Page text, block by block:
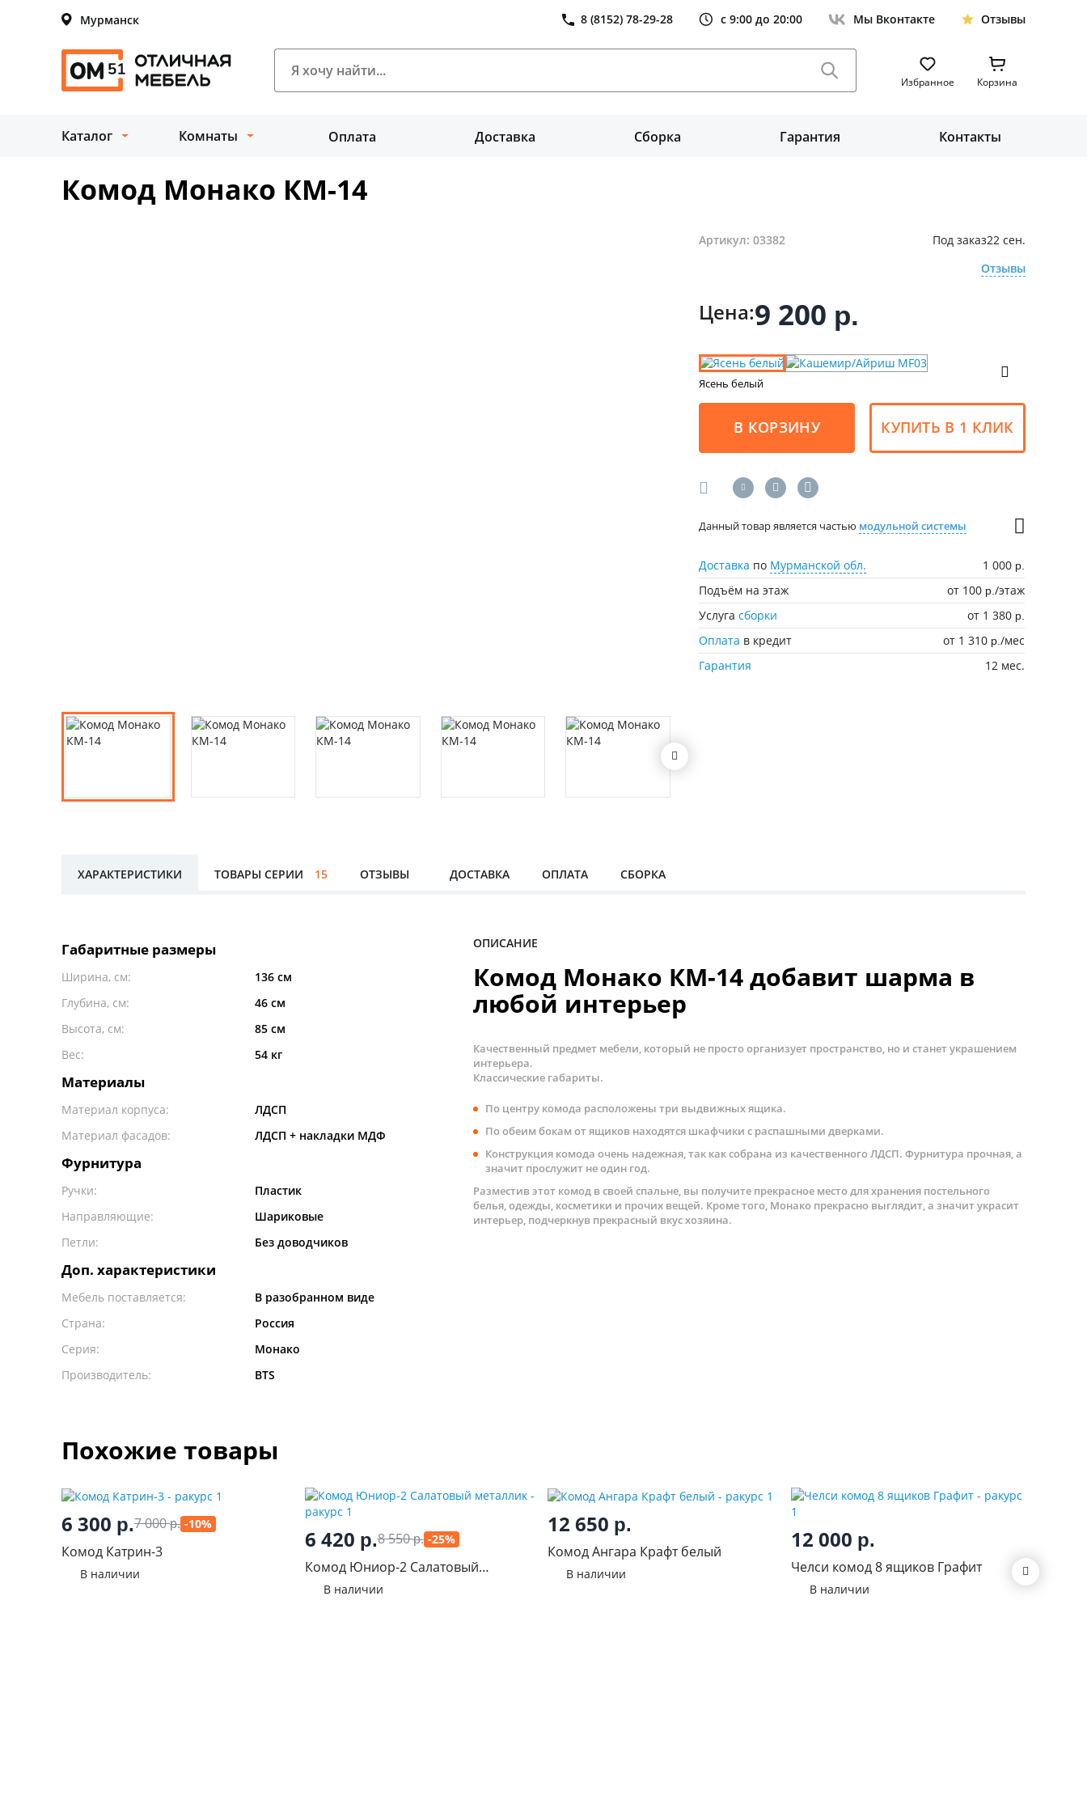
Мурманск 8 (8152) 78-29-28 с 9:00 до 20:00 Мы Вконтакте Отзывы
Избранное Корзина
Каталог Комнаты Оплата Доставка Сборка Гарантия Контакты
Комод Монако КМ-14
Артикул: 03382 Под заказ22 сен.
Отзывы
Цена:9 200 р.
Ясень белый
В КОРЗИНУ КУПИТЬ В 1 КЛИК
Данный товар является частью модульной системы
Доставка по Мурманской обл. 1 000 р.
Подъём на этаж от 100 р./этаж
Услугасборки от 1 380 р.
Оплата в кредит от 1 310 р./мес
Гарантия
12 мес.
ХАРАКТЕРИСТИКИ ТОВАРЫ СЕРИИ 15 ОТЗЫВЫ ДОСТАВКА ОПЛАТА СБОРКА
Габаритные размеры
Ширина, см:
136 см
Глубина, см:
46 см
Высота, см:
85 см
Вес:
54 кг
Материалы
Материал корпуса:
ЛДСП
Материал фасадов:
ЛДСП + накладки МДФ
Фурнитура
Ручки:
Пластик
Направляющие:
Шариковые
Петли:
Без доводчиков
Доп. характеристики
Мебель поставляется:
В разобранном виде
Страна:
Россия
Серия:
Монако
Производитель:
BTS
ОПИСАНИЕ
Комод Монако КМ-14 добавит шарма в
любой интерьер
Качественный предмет мебели, который не просто организует пространство, но и станет украшением
интерьера.
Классические габариты.
По центру комода расположены три выдвижных ящика.
По обеим бокам от ящиков находятся шкафчики с распашными дверками.
Конструкция комода очень надежная, так как собрана из качественного ЛДСП. Фурнитура прочная, а
значит прослужит не один год.
Разместив этот комод в своей спальне, вы получите прекрасное место для хранения постельного
белья, одежды, косметики и прочих вещей. Кроме того, Монако прекрасно выглядит, а значит украсит
интерьер, подчеркнув прекрасный вкус хозяина.
Похожие товары
6 300 р.7 000р. -10%
Комод Катрин-3
В наличии
6 420 р.8 550р. -25%
Комод Юниор-2 Салатовый
металлик
В наличии
12 650 р.
Комод Ангара Крафт белый
В наличии
12 000 р.
Челси комод 8 ящиков Графит
В наличии